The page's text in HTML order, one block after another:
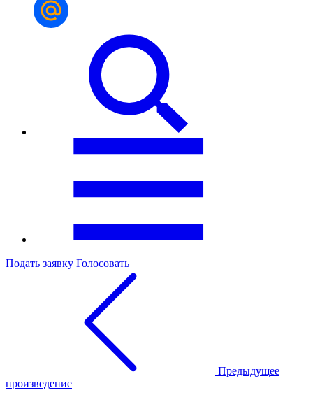
Подать заявку Голосовать
Предыдущее
произведение